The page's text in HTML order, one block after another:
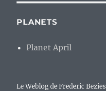
PLANETS
Planet April
Le Weblog de Frederic Bezies